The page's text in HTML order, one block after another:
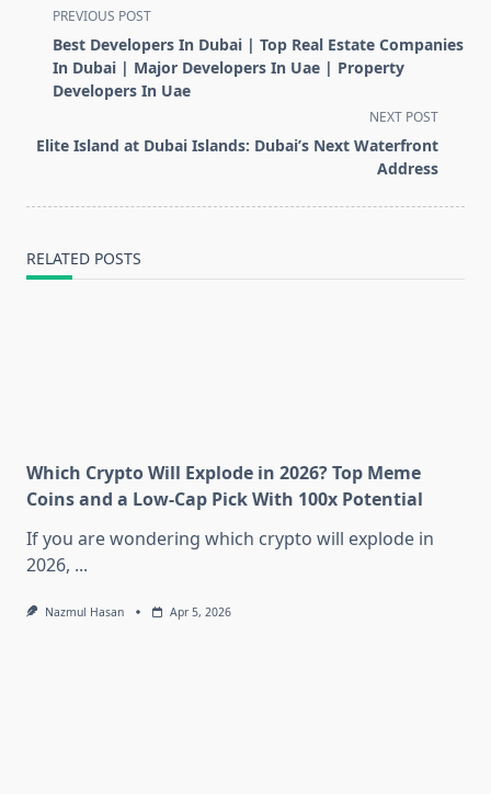
<span
class="nav-
subtitle
screen-
text">Page</span>
PREVIOUS POST
Best Developers In Dubai | Top Real Estate Companies
In Dubai | Major Developers In Uae | Property
Developers In Uae
NEXT POST
Elite Island at Dubai Islands: Dubai’s Next Waterfront
Address
RELATED POSTS
Which Crypto Will Explode in 2026? Top Meme
Coins and a Low-Cap Pick With 100x Potential
If you are wondering which crypto will explode in
2026, ...
Nazmul Hasan Apr 5, 2026